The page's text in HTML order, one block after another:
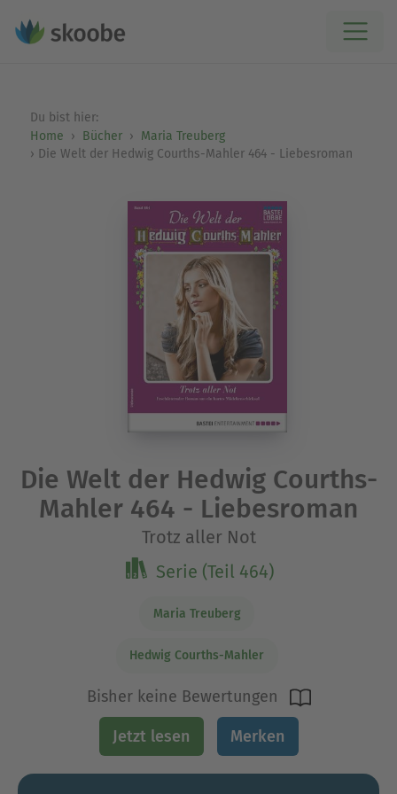
Du bist hier:
Home
Bücher
Maria Treuberg
Die Welt der Hedwig Courths-Mahler 464 - Liebesroman
Die Welt der Hedwig Courths-
Mahler 464 - Liebesroman
Trotz aller Not
Serie (Teil 464)
Maria Treuberg
Hedwig Courths-Mahler
Bisher keine Bewertungen
Jetzt lesen Merken